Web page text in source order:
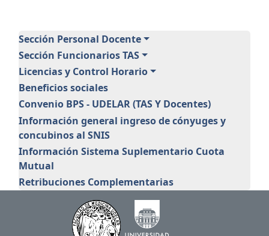
Personal
Sección Personal Docente
Sección Funcionarios TAS
Licencias y Control Horario
Beneficios sociales
Convenio BPS - UDELAR (TAS Y Docentes)
Información general ingreso de cónyuges y
concubinos al SNIS
Información Sistema Suplementario Cuota
Mutual
Retribuciones Complementarias